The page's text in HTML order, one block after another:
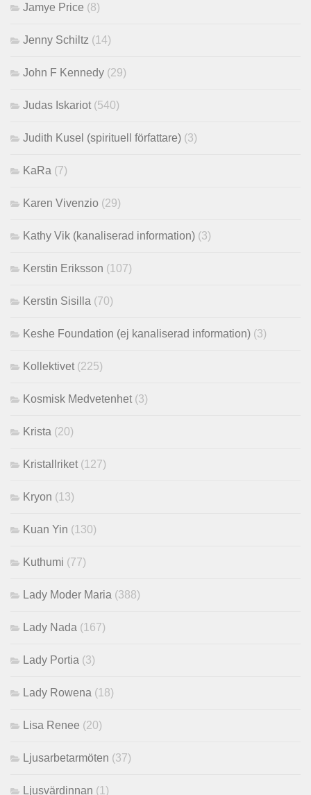
Jamye Price (8)
Jenny Schiltz (14)
John F Kennedy (29)
Judas Iskariot (540)
Judith Kusel (spirituell författare) (3)
KaRa (7)
Karen Vivenzio (29)
Kathy Vik (kanaliserad information) (3)
Kerstin Eriksson (107)
Kerstin Sisilla (70)
Keshe Foundation (ej kanaliserad information) (3)
Kollektivet (225)
Kosmisk Medvetenhet (3)
Krista (20)
Kristallriket (127)
Kryon (13)
Kuan Yin (130)
Kuthumi (77)
Lady Moder Maria (388)
Lady Nada (167)
Lady Portia (3)
Lady Rowena (18)
Lisa Renee (20)
Ljusarbetarmöten (37)
Ljusvärdinnan (1)